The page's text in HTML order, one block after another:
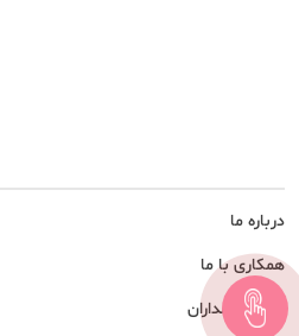
درباره ما
همکاری با ما
امور سهامداران